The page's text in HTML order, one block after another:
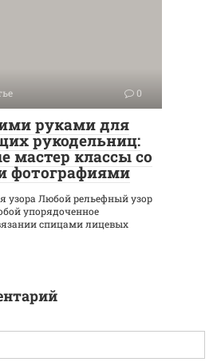
0
руками для
рукодельниц:
мастер классы со
фотографиями
узора Любой рельефный узор
упорядоченное
спицами лицевых